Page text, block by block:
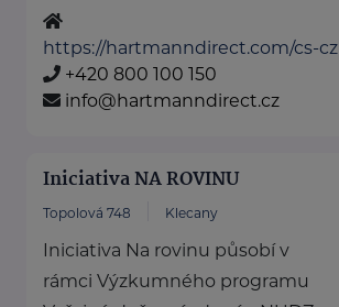
https://hartmanndirect.com/cs-cz
+420 800 100 150
info@hartmanndirect.cz
Iniciativa NA ROVINU
Topolová 748 Klecany
Iniciativa Na rovinu působí v
rámci Výzkumného programu